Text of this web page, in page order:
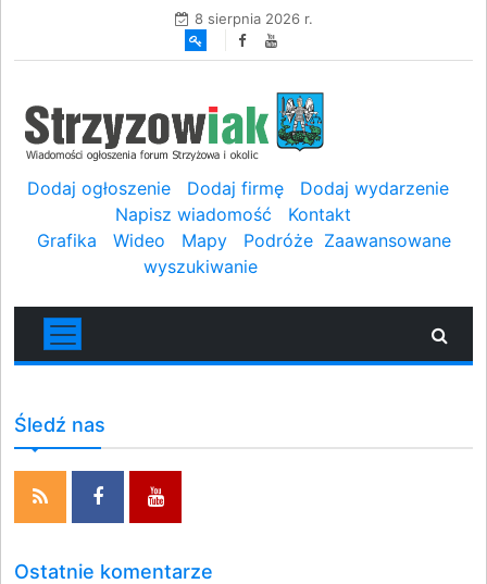
8 sierpnia 2026 r.
Dodaj ogłoszenie Dodaj firmę
Dodaj wydarzenie
Napisz wiadomość
Kontakt
Grafika
Wideo Mapy Podróże Zaawansowane
wyszukiwanie
Śledź nas
Ostatnie komentarze